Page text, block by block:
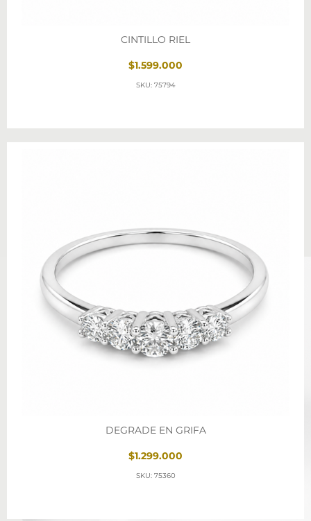
CINTILLO RIEL
$1.599.000
SKU: 75794
DEGRADE EN GRIFA
$1.299.000
SKU: 75360